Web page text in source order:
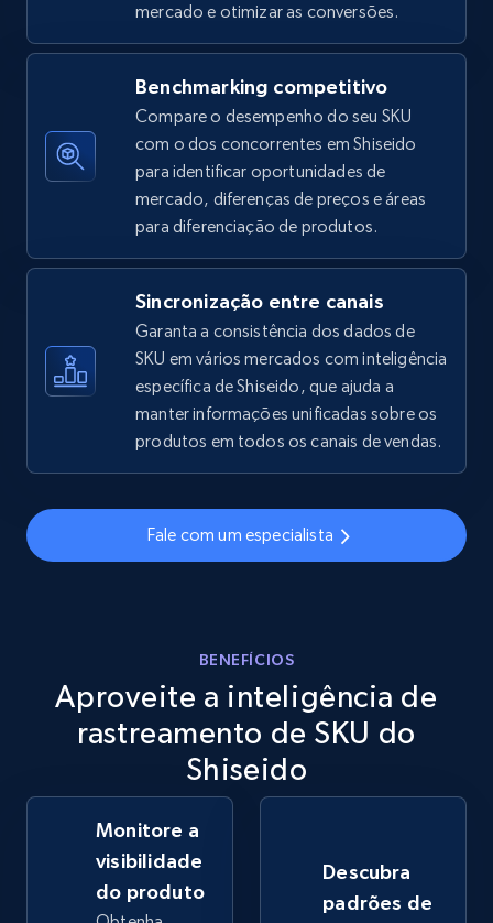
Amazon sellers info
Seller id, URL, Seller name, Description, Detailed
info, Stars, Feedbacks, Return policy, and more.
2.5K+ 378+ Comece agora
Seller reviews, Breadcrumbs, Root category, and
2.5K+ 359+ Comece agora
URL, Product id, Title, Seller name, Seller rating,
359+ Comece agora
eBay - Collect products from shops on eBay
URL, Product id, Title, Seller name, Seller rating,
Seller reviews, Breadcrumbs, Root category, and
more.
2.5K+ Comece agora
mercado e otimizar as conversões.
Benchmarking competitivo
Compare o desempenho do seu SKU
com o dos concorrentes em Shiseido
para identificar oportunidades de
mercado, diferenças de preços e áreas
para diferenciação de produtos.
Sincronização entre canais
Garanta a consistência dos dados de
SKU em vários mercados com inteligência
específica de Shiseido, que ajuda a
manter informações unificadas sobre os
produtos em todos os canais de vendas.
Fale com um especialista
BENEFÍCIOS
Aproveite a inteligência de
rastreamento de SKU do
Shiseido
Monitore a
visibilidade
do produto
Descubra
padrões de